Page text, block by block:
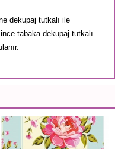
dekupaj tutkalı ile
tabaka dekupaj tutkalı